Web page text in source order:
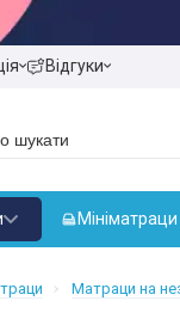
Відгуки
Мініматраци
Матраци на